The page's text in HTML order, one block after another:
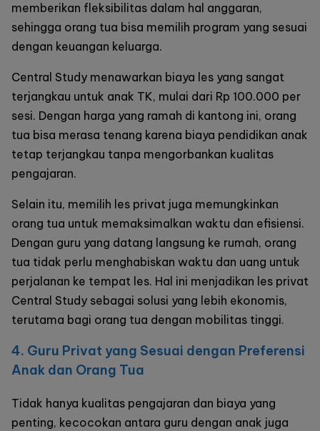
memberikan fleksibilitas dalam hal anggaran,
sehingga orang tua bisa memilih program yang sesuai
dengan keuangan keluarga.
Central Study menawarkan biaya les yang sangat
terjangkau untuk anak TK, mulai dari Rp 100.000 per
sesi. Dengan harga yang ramah di kantong ini, orang
tua bisa merasa tenang karena biaya pendidikan anak
tetap terjangkau tanpa mengorbankan kualitas
pengajaran.
Selain itu, memilih les privat juga memungkinkan
orang tua untuk memaksimalkan waktu dan efisiensi.
Dengan guru yang datang langsung ke rumah, orang
tua tidak perlu menghabiskan waktu dan uang untuk
perjalanan ke tempat les. Hal ini menjadikan les privat
Central Study sebagai solusi yang lebih ekonomis,
terutama bagi orang tua dengan mobilitas tinggi.
4. Guru Privat yang Sesuai dengan Preferensi
Anak dan Orang Tua
Tidak hanya kualitas pengajaran dan biaya yang
penting, kecocokan antara guru dengan anak juga